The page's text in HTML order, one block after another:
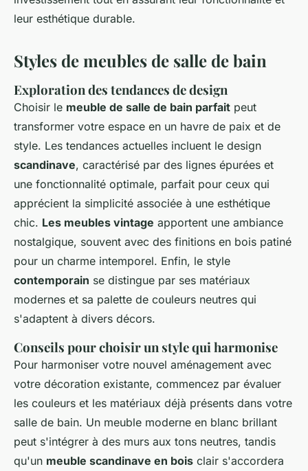
leur esthétique durable.
Styles de meubles de salle de bain
Exploration des tendances de design
Choisir le meuble de salle de bain parfait peut
transformer votre espace en un havre de paix et de
style. Les tendances actuelles incluent le design
scandinave, caractérisé par des lignes épurées et
une fonctionnalité optimale, parfait pour ceux qui
apprécient la simplicité associée à une esthétique
chic. Les meubles vintage apportent une ambiance
nostalgique, souvent avec des finitions en bois patiné
pour un charme intemporel. Enfin, le style
contemporain se distingue par ses matériaux
modernes et sa palette de couleurs neutres qui
s'adaptent à divers décors.
Conseils pour choisir un style qui harmonise
Pour harmoniser votre nouvel aménagement avec
votre décoration existante, commencez par évaluer
les couleurs et les matériaux déjà présents dans votre
salle de bain. Un meuble moderne en blanc brillant
peut s'intégrer à des murs aux tons neutres, tandis
qu'un meuble scandinave en bois clair s'accordera